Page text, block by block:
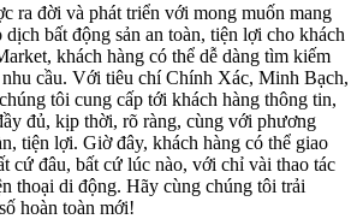
ra đời và phát triển với mong muốn mang
dịch bất động sản an toàn, tiện lợi cho khách
khách hàng có thể dễ dàng tìm kiếm
nhu cầu. Với tiêu chí Chính Xác, Minh Bạch,
tôi cung cấp tới khách hàng thông tin,
đủ, kịp thời, rõ ràng, cùng với phương
tiện lợi. Giờ đây, khách hàng có thể giao
cứ đâu, bất cứ lúc nào, với chỉ vài thao tác
thoại di động. Hãy cùng chúng tôi trải
hoàn toàn mới!